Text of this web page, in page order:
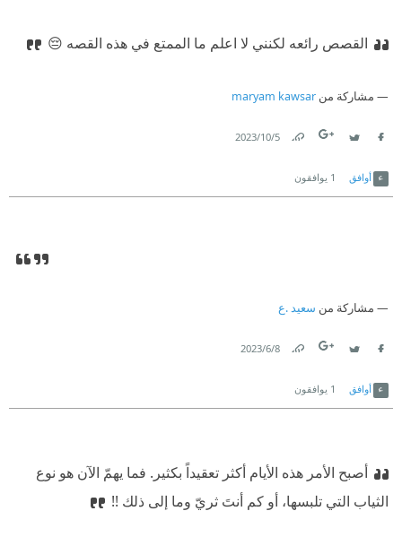
القصص رائعه لكنني لا اعلم ما الممتع في هذه القصه 😔
مشاركة من maryam kawsar
5‏/10‏/2023
أوافق 1 يوافقون
مشاركة من سعيد .ع
8‏/6‏/2023
أوافق 1 يوافقون
أصبح الأمر هذه الأيام أكثر تعقيداً بكثير. فما يهمّ الآن هو نوع
الثياب التي تلبسها، أو كم أنتَ ثريّ وما إلى ذلك !!